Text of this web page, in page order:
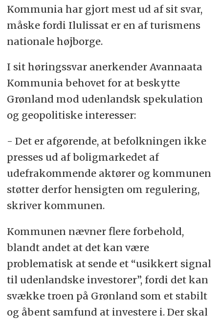
Kommunia har gjort mest ud af sit svar,
måske fordi Ilulissat er en af turismens
nationale højborge.
I sit høringssvar anerkender Avannaata
Kommunia behovet for at beskytte
Grønland mod udenlandsk spekulation
og geopolitiske interesser:
- Det er afgørende, at befolkningen ikke
presses ud af boligmarkedet af
udefrakommende aktører og kommunen
støtter derfor hensigten om regulering,
skriver kommunen.
Kommunen nævner flere forbehold,
blandt andet at det kan være
problematisk at sende et “usikkert signal
til udenlandske investorer”, fordi det kan
svække troen på Grønland som et stabilt
og åbent samfund at investere i. Der skal